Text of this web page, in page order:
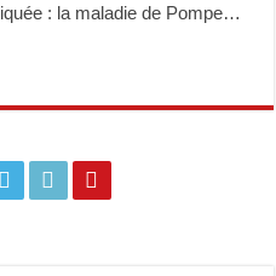
: la maladie de Pompe…